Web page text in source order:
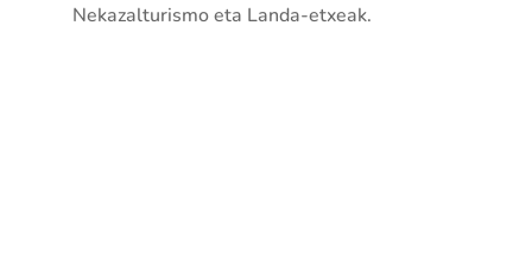
Nekazalturismo eta Landa-etxeak.